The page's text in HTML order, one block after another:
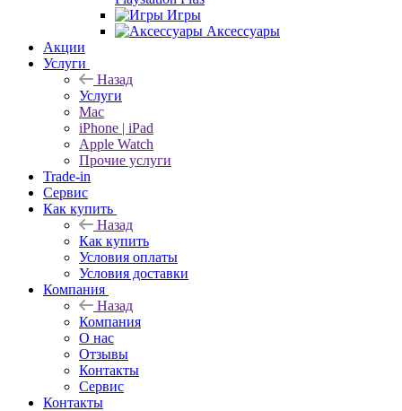
Игры
Аксессуары
Акции
Услуги
Назад
Услуги
Mac
iPhone | iPad
Apple Watch
Прочие услуги
Trade-in
Сервис
Как купить
Назад
Как купить
Условия оплаты
Условия доставки
Компания
Назад
Компания
О нас
Отзывы
Контакты
Сервис
Контакты